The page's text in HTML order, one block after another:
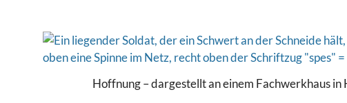
Hoffnung – dargestellt an einem Fachwerkhaus in